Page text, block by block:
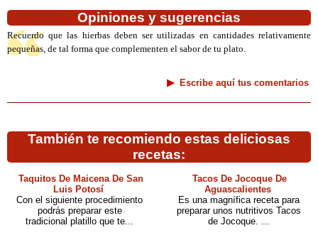
Opiniones y sugerencias
Recuerdo que las hierbas deben ser utilizadas en cantidades relativamente
pequeñas, de tal forma que complementen el sabor de tu plato.
Escribe aquí tus comentarios
También te recomiendo estas deliciosas
recetas:
Taquitos De Maicena De San
Luis Potosí
Con el siguiente procedimiento
podrás preparar este
tradicional platillo que te...
Tacos De Jocoque De
Aguascalientes
Es una magnífica receta para
preparar unos nutritivos Tacos
de Jocoque. ...